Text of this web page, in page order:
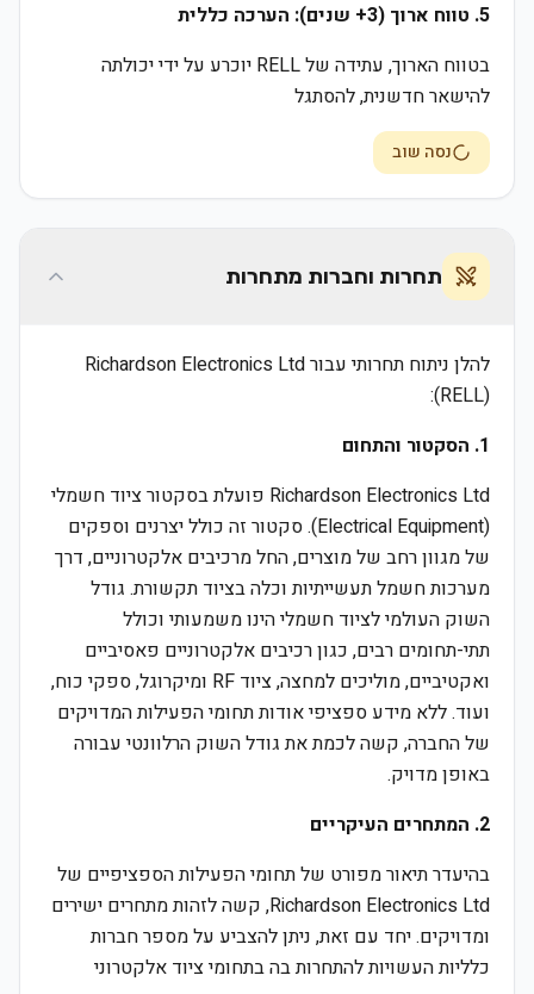
5. טווח ארוך (3+ שנים): הערכה כללית
בטווח הארוך, עתידה של RELL יוכרע על ידי יכולתה
להישאר חדשנית, להסתגל
נסה שוב
תחרות וחברות מתחרות
להלן ניתוח תחרותי עבור Richardson Electronics Ltd
(RELL):
1. הסקטור והתחום
Richardson Electronics Ltd פועלת בסקטור ציוד חשמלי
(Electrical Equipment). סקטור זה כולל יצרנים וספקים
של מגוון רחב של מוצרים, החל מרכיבים אלקטרוניים, דרך
מערכות חשמל תעשייתיות וכלה בציוד תקשורת. גודל
השוק העולמי לציוד חשמלי הינו משמעותי וכולל
תתי-תחומים רבים, כגון רכיבים אלקטרוניים פאסיביים
ואקטיביים, מוליכים למחצה, ציוד RF ומיקרוגל, ספקי כוח,
ועוד. ללא מידע ספציפי אודות תחומי הפעילות המדויקים
של החברה, קשה לכמת את גודל השוק הרלוונטי עבורה
באופן מדויק.
2. המתחרים העיקריים
בהיעדר תיאור מפורט של תחומי הפעילות הספציפיים של
Richardson Electronics Ltd, קשה לזהות מתחרים ישירים
ומדויקים. יחד עם זאת, ניתן להצביע על מספר חברות
כלליות העשויות להתחרות בה בתחומי ציוד אלקטרוני